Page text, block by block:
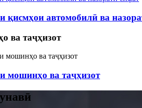
қисмҳои автомобилӣ ва
ва таҷҳизот
мошинҳо ва таҷҳизот